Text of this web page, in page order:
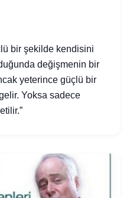
bir şekilde kendisini
değişmenin bir
yeterince güçlü bir
Yoksa sadece